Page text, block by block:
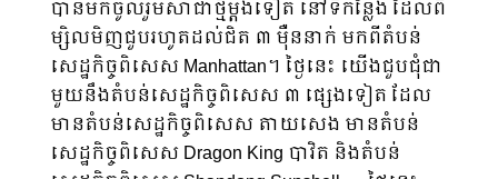
បានមកចូលរួមសាជាថ្មីម្ដងទៀត នៅទីកន្លែង ដែលពី
ម្សិលមិញជួបរហូតដល់ជិត ៣ ម៉ឺននាក់ មកពីតំបន់
សេដ្ឋកិច្ចពិសេស Manhattan។ ថ្ងៃនេះ យើងជួបជុំជា​
មួយនឹងតំបន់សេដ្ឋកិច្ចពិសេស ៣ ផ្សេងទៀត ដែល
មានតំបន់សេដ្ឋកិច្ចពិសេស តាយសេង មានតំបន់
សេដ្ឋកិច្ចពិសេស Dragon King បាវិត និងតំបន់